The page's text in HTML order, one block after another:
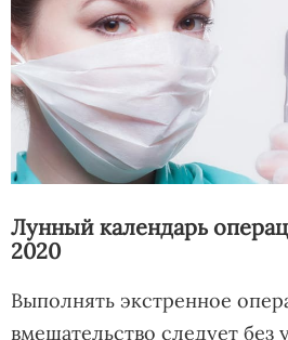
Лунный календарь
2020
Выполнять экстренное
вмешательство следует без